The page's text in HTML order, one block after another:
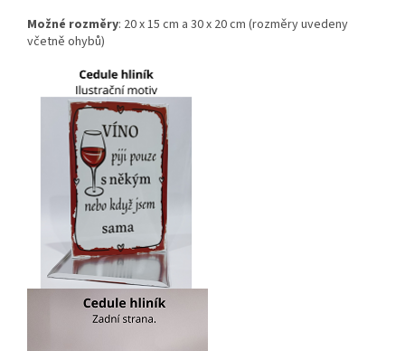
Možné rozměry: 20 x 15 cm a 30 x 20 cm (rozměry uvedeny
včetně ohybů)